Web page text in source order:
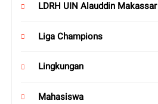
LDRH UIN Alauddin Makassar
Liga Champions
Lingkungan
Mahasiswa